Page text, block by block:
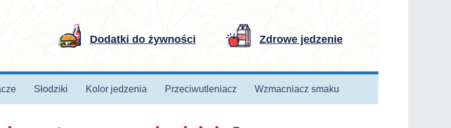
Dodatki do żywności Zdrowe jedzenie
Słodziki Kolor jedzenia Przeciwutleniacz Wzmacniacz smaku